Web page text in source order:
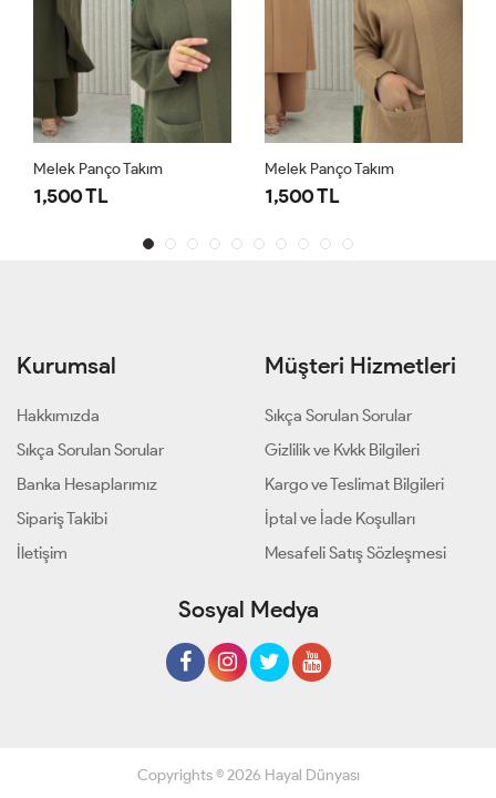
Melek Panço Takım
1,500 TL
Melek Panço Takım
1,500 TL
Kurumsal
Hakkımızda
Sıkça Sorulan Sorular
Banka Hesaplarımız
Sipariş Takibi
İletişim
Müşteri Hizmetleri
Sıkça Sorulan Sorular
Gizlilik ve Kvkk Bilgileri
Kargo ve Teslimat Bilgileri
İptal ve İade Koşulları
Mesafeli Satış Sözleşmesi
Sosyal Medya
Copyrights © 2026 Hayal Dünyası